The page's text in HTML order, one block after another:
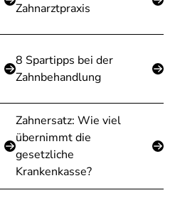
Zahnarztpraxis
8 Spartipps bei der
Zahnbehandlung
Zahnersatz: Wie viel
übernimmt die
gesetzliche
Krankenkasse?